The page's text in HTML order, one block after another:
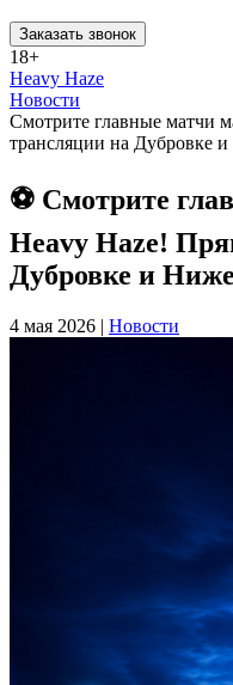
Заказать звонок
18+
Heavy Haze
Новости
Смотрите главные матчи
трансляции на Дубровке
⚽️ Смотрите
Heavy Haze!
Дубровке и
4 мая 2026 | Новости